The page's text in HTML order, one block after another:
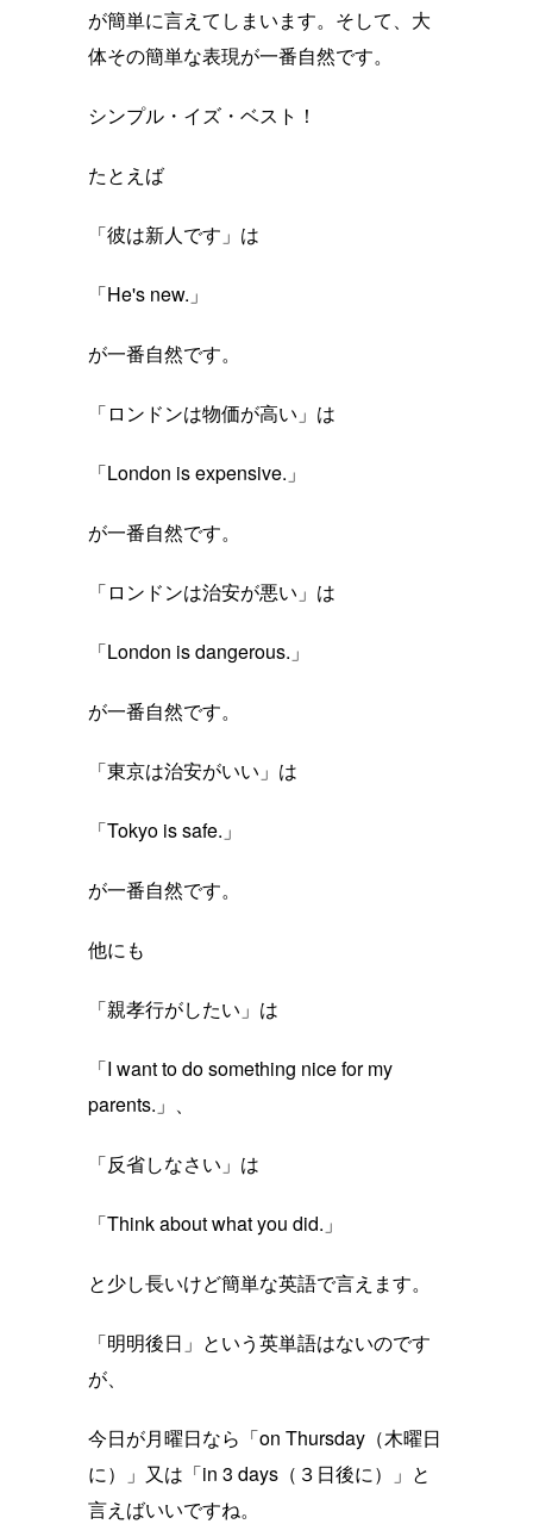
が簡単に言えてしまいます。そして、大
体その簡単な表現が一番自然です。
シンプル・イズ・ベスト！
たとえば
「彼は新人です」は
「He's new.」
が一番自然です。
「ロンドンは物価が高い」は
「London is expensive.」
が一番自然です。
「ロンドンは治安が悪い」は
「London is dangerous.」
が一番自然です。
「東京は治安がいい」は
「Tokyo is safe.」
が一番自然です。
他にも
「親孝行がしたい」は
「I want to do something nice for my
parents.」、
「反省しなさい」は
「Think about what you did.」
と少し長いけど簡単な英語で言えます。
「明明後日」という英単語はないのです
が、
今日が月曜日なら「on Thursday（木曜日
に）」又は「in 3 days（３日後に）」と
言えばいいですね。